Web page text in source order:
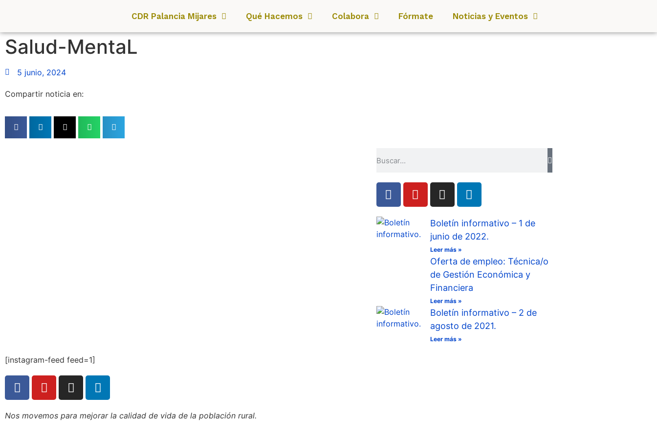
CDR Palancia Mijares Qué Hacemos Colabora Fórmate Noticias y Eventos
Salud-MentaL
5 junio, 2024
Compartir noticia en:
Boletín informativo – 1 de
junio de 2022.
Leer más »
Oferta de empleo: Técnica/o
de Gestión Económica y
Financiera
Leer más »
Boletín informativo – 2 de
agosto de 2021.
Leer más »
[instagram-feed feed=1]
Nos movemos para mejorar la calidad de vida de la población rural.